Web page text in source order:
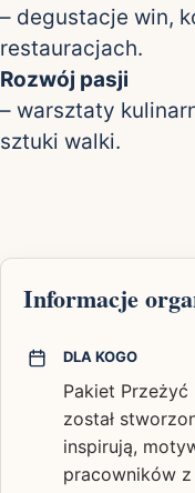
– degustacje win,
restauracjach.
Rozwój pasji
– warsztaty
sztuki walki.
Informacje
DLA KOGO
Pakiet
został
inspirują,
pracowników z